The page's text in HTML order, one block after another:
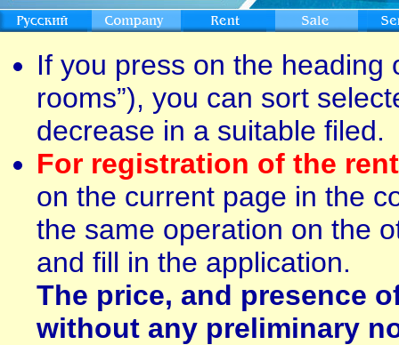
If you press on the heading
rooms”), you can sort
decrease in a suitable filed.
For registration of the
on the current page in the
the same operation on the
and fill in the application.
The price, and presence
without any preliminary